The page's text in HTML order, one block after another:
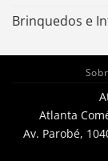
Brinquedos e
Atlanta
Av. Parobé,